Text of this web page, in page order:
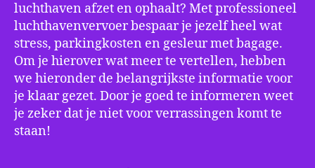
luchthaven afzet en ophaalt? Met professioneel
luchthavenvervoer bespaar je jezelf heel wat
stress, parkingkosten en gesleur met bagage.
Om je hierover wat meer te vertellen, hebben
we hieronder de belangrijkste informatie voor
je klaar gezet. Door je goed te informeren weet
je zeker dat je niet voor verrassingen komt te
staan!